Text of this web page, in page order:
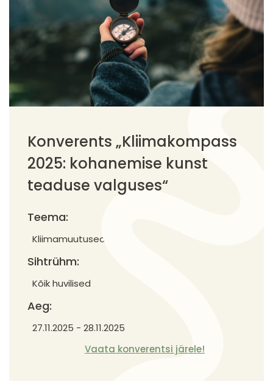
Konverents „Kliimakompass
2025: kohanemise kunst
teaduse valguses“
Teema:
Kliimamuutused
Sihtrühm:
Kõik huvilised
Aeg:
27.11.2025 - 28.11.2025
Vaata konverentsi järele!